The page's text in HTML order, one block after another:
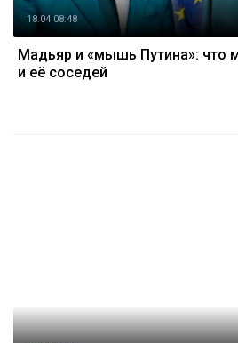
18.04 08:48
Мадьяр и «мышь Путина»: что
и её соседей